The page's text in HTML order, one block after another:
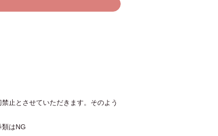
止とさせていただきます。そのよう
はNG